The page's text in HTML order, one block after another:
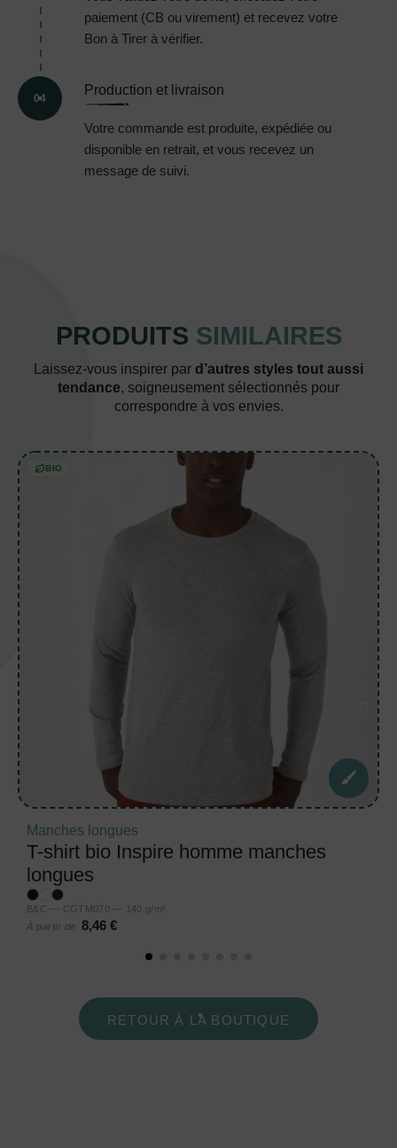
paiement (CB ou virement) et recevez votre
Bon à Tirer à vérifier.
04
Production et livraison
Votre commande est produite, expédiée ou
disponible en retrait, et vous recevez un
message de suivi.
PRODUITS SIMILAIRES
Laissez-vous inspirer par d’autres styles tout aussi
tendance, soigneusement sélectionnés pour
correspondre à vos envies.
BIO
Manches longues
T-shirt bio Inspire homme manches
longues
B&C — CGTM070 — 140 g/m²
À partir de
8,46 €
RETOUR À LA BOUTIQUE